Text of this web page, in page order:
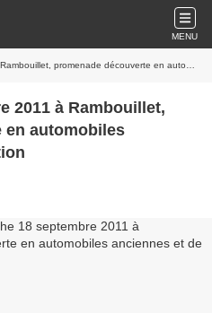
MENU
découverte en automobiles anciennes et de collection
2011 à Rambouillet,
en automobiles